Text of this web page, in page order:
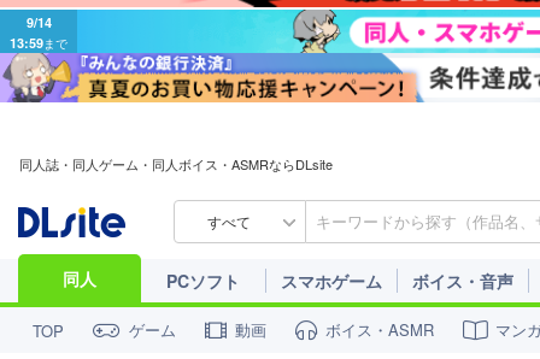
9/14
13:59 まで
同人誌・同人ゲーム・同人ボイス・ASMRならDLsite
すべて
同人 PCソフト スマホゲーム ボイス・音声
TOP ゲーム 動画 ボイス・ASMR マン